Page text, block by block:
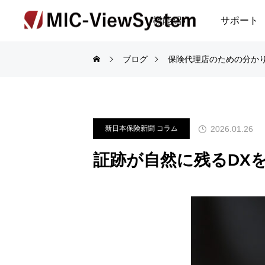
機能紹介 サポート
ブログ 保険代理店のための分か
新日本保険新聞 コラム 2026.01.26
証跡が自然に残るDX